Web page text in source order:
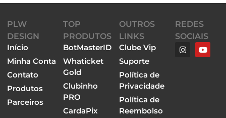
PLW
DESIGN
Início
Minha Conta
Contato
Produtos
Parceiros
TOP
PRODUTOS
BotMasterID
Whaticket
Gold
Clubinho
PRO
CardaPix
OUTROS
LINKS
Clube Vip
Suporte
Política de
Privacidade
Política de
Reembolso
REDES
SOCIAIS